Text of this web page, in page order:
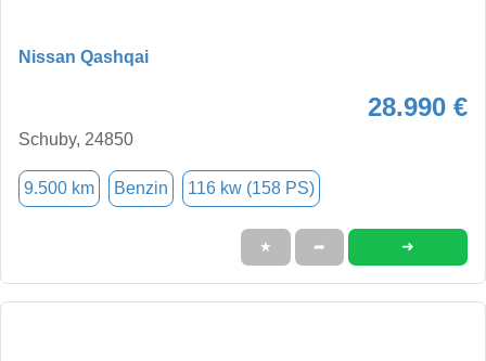
Nissan Qashqai
28.990 €
Schuby, 24850
9.500 km Benzin 116 kw (158 PS)
★ ➦ ➜